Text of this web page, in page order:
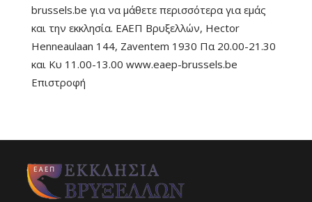
brussels.be για να μάθετε περισσότερα για εμάς
και την εκκλησία. ΕΑΕΠ Βρυξελλών, Hector
Henneaulaan 144, Zaventem 1930 Πα 20.00-21.30
και Κυ 11.00-13.00 www.eaep-brussels.be
Επιστροφή